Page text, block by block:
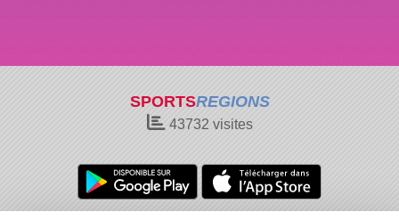
SPORTSREGIONS
43732 visites